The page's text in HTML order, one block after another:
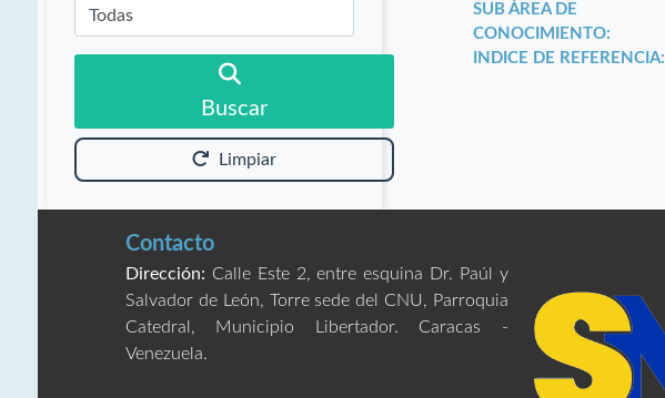
Buscar
Limpiar
SUB ÁREA DE
CONOCIMIENTO:
INDICE DE REFERENCIA:
Contacto
Dirección: Calle Este 2, entre esquina Dr. Paúl y
Salvador de León, Torre sede del CNU, Parroquia
Catedral, Municipio Libertador. Caracas -
Venezuela.